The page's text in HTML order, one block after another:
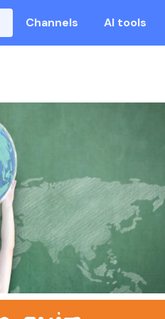
Channels AI tools